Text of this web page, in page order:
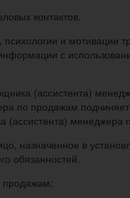
контактов.
и мотивации
с
(ассистента)
по продажам
(ассистента)
назначенное в
обязанностей.
продажам: